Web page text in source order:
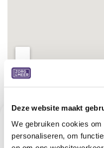
Deze website maakt
We gebruiken cookies
personaliseren, om